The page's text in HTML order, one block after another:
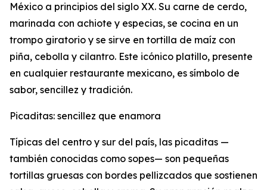
México a principios del siglo XX. Su carne de cerdo,
marinada con achiote y especias, se cocina en un
trompo giratorio y se sirve en tortilla de maíz con
piña, cebolla y cilantro. Este icónico platillo, presente
en cualquier restaurante mexicano, es símbolo de
sabor, sencillez y tradición.
Picaditas: sencillez que enamora
Típicas del centro y sur del país, las picaditas —
también conocidas como sopes— son pequeñas
tortillas gruesas con bordes pellizcados que sostienen